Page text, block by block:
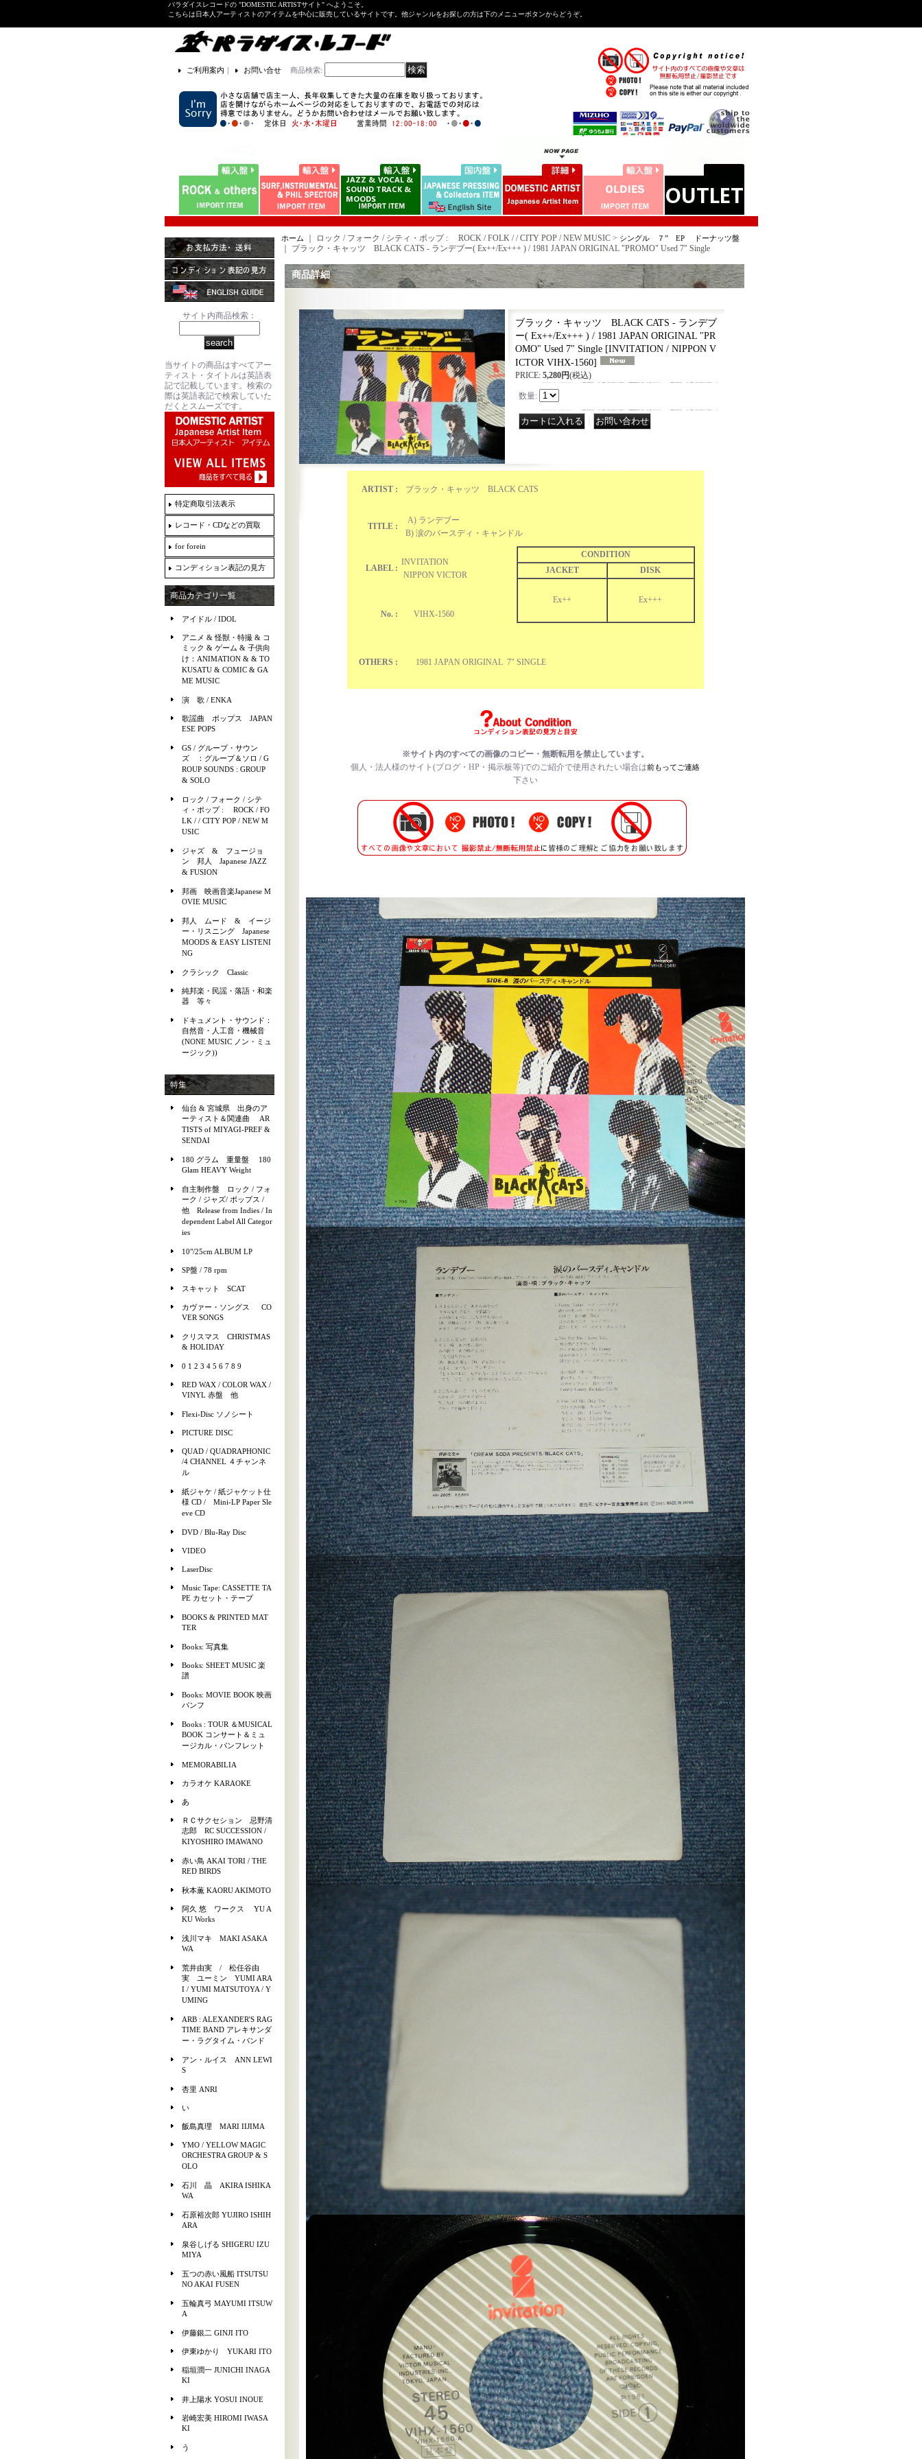
パラダイスレコードの "DOMESTIC ARTISTサイト" へようこそ。
こちらは日本人アーティストのアイテムを中心に販売しているサイトです。他ジャンルをお探しの方は下のメニューボタンからどうぞ。
ご利用案内 ｜ お問い合せ 商品検索:
サイト内商品検索：
当サイトの商品はすべてアー
ティスト・タイトルは英語表
記で記載しています。検索の
際は英語表記で検索していた
だくとスムーズです。
特定商取引法表示
レコード・CDなどの買取
for forein
コンディション表記の見方
商品カテゴリ一覧
アイドル / IDOL
アニメ & 怪獣・特撮 & コ
ミック & ゲーム & 子供向
け：ANIMATION & & TO
KUSATU & COMIC & GA
ME MUSIC
演 歌 / ENKA
歌謡曲 ポップス JAPAN
ESE POPS
GS / グループ・サウン
ズ ：グループ＆ソロ / G
ROUP SOUNDS : GROUP
& SOLO
ロック / フォーク / シテ
ィ・ポップ : ROCK / FO
LK / / CITY POP / NEW M
USIC
ジャズ & フュージョ
ン 邦人 Japanese JAZZ
& FUSION
邦画 映画音楽Japanese M
OVIE MUSIC
邦人 ムード & イージ
ー・リスニング Japanese
MOODS & EASY LISTENI
NG
クラシック Classic
純邦楽・民謡・落語・和楽
器 等々
ドキュメント・サウンド：
自然音・人工音・機械音
(NONE MUSIC ノン・ミュ
ージック))
特集
仙台 & 宮城県 出身のア
ーティスト＆関連曲 AR
TISTS of MIYAGI-PREF &
SENDAI
180 グラム 重量盤 180
Glam HEAVY Weight
自主制作盤 ロック / フォ
ーク / ジャズ/ ポップス /
他 Release from Indies / In
dependent Label All Categor
ies
10"/25cm ALBUM LP
SP盤 / 78 rpm
スキャット SCAT
カヴァー・ソングス CO
VER SONGS
クリスマス CHRISTMAS
& HOLIDAY
0 1 2 3 4 5 6 7 8 9
RED WAX / COLOR WAX /
VINYL 赤盤 他
Flexi-Disc ソノシート
PICTURE DISC
QUAD / QUADRAPHONIC
/4 CHANNEL ４チャンネ
ル
紙ジャケ / 紙ジャケット仕
様 CD / Mini-LP Paper Sle
eve CD
DVD / Blu-Ray Disc
VIDEO
LaserDisc
Music Tape: CASSETTE TA
PE カセット・テープ
BOOKS & PRINTED MAT
TER
Books: 写真集
Books: SHEET MUSIC 楽
譜
Books: MOVIE BOOK 映画
パンフ
Books : TOUR ＆MUSICAL
BOOK コンサート＆ミュ
ージカル・パンフレット
MEMORABILIA
カラオケ KARAOKE
あ
ＲＣサクセション 忌野清
志郎 RC SUCCESSION /
KIYOSHIRO IMAWANO
赤い鳥 AKAI TORI / THE
RED BIRDS
秋本薫 KAORU AKIMOTO
阿久 悠 ワークス YU A
KU Works
浅川マキ MAKI ASAKA
WA
荒井由実 / 松任谷由
実 ユーミン YUMI ARA
I / YUMI MATSUTOYA / Y
UMING
ARB : ALEXANDER'S RAG
TIME BAND アレキサンダ
ー・ラグタイム・バンド
アン・ルイス ANN LEWI
S
杏里 ANRI
い
飯島真理 MARI IIJIMA
YMO / YELLOW MAGIC
ORCHESTRA GROUP & S
OLO
石川 晶 AKIRA ISHIKA
WA
石原裕次郎 YUJIRO ISHIH
ARA
泉谷しげる SHIGERU IZU
MIYA
五つの赤い風船 ITSUTSU
NO AKAI FUSEN
五輪真弓 MAYUMI ITSUW
A
伊藤銀二 GINJI ITO
伊東ゆかり YUKARI ITO
稲垣潤一 JUNICHI INAGA
KI
井上陽水 YOSUI INOUE
岩崎宏美 HIROMI IWASA
KI
う
ホーム ｜ ロック / フォーク / シティ・ポップ : ROCK / FOLK / / CITY POP / NEW MUSIC > シングル ７” EP ドーナッツ盤
ブラック・キャッツ BLACK CATS - ランデブー( Ex++/Ex+++ ) / 1981 JAPAN ORIGINAL "PROMO" Used 7" Single
商品詳細
ブラック・キャッツ BLACK CATS - ランデブ
ー( Ex++/Ex+++ ) / 1981 JAPAN ORIGINAL "PR
OMO" Used 7" Single [INVITATION / NIPPON V
ICTOR VIHX-1560]
PRICE: 5,280円(税込)
数量:
ARTIST : ブラック・キャッツ BLACK CATS
TITLE :
A) ランデブー
B) 涙のバースディ・キャンドル
LABEL :
INVITATION
NIPPON VICTOR
CONDITION
JACKET
DISK
Ex++
Ex+++
No. :
VIHX-1560
OTHERS : 1981 JAPAN ORIGINAL 7" SINGLE
※サイト内のすべての画像のコピー・無断転用を禁止しています。
個人・法人様のサイト(ブログ・HP・掲示板等)でのご紹介で使用されたい場合は前もってご連絡
下さい